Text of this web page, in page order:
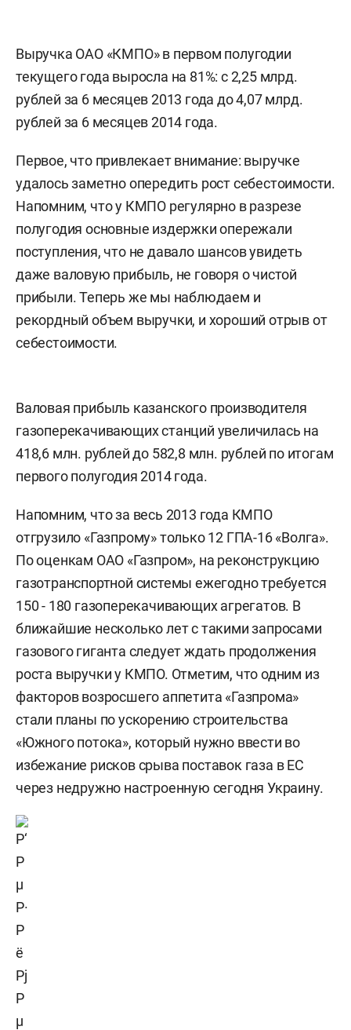
Выручка ОАО «КМПО» в первом полугодии
текущего года выросла на 81%: с 2,25 млрд.
рублей за 6 месяцев 2013 года до 4,07 млрд.
рублей за 6 месяцев 2014 года.
Первое, что привлекает внимание: выручке
удалось заметно опередить рост себестоимости.
Напомним, что у КМПО регулярно в разрезе
полугодия основные издержки опережали
поступления, что не давало шансов увидеть
даже валовую прибыль, не говоря о чистой
прибыли. Теперь же мы наблюдаем и
рекордный объем выручки, и хороший отрыв от
себестоимости.
Валовая прибыль казанского производителя
газоперекачивающих станций увеличилась на
418,6 млн. рублей до 582,8 млн. рублей по итогам
первого полугодия 2014 года.
Напомним, что за весь 2013 года КМПО
отгрузило «Газпрому» только 12 ГПА-16 «Волга».
По оценкам ОАО «Газпром», на реконструкцию
газотранспортной системы ежегодно требуется
150 - 180 газоперекачивающих агрегатов. В
ближайшие несколько лет с такими запросами
газового гиганта следует ждать продолжения
роста выручки у КМПО. Отметим, что одним из
факторов возросшего аппетита «Газпрома»
стали планы по ускорению строительства
«Южного потока», который нужно ввести во
избежание рисков срыва поставок газа в ЕС
через недружно настроенную сегодня Украину.